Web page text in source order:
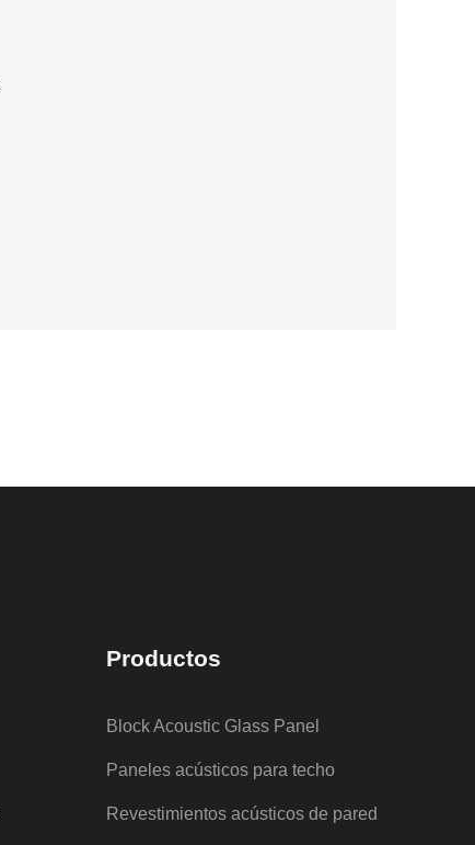
Productos
Block Acoustic Glass Panel
Paneles acústicos para techo
Revestimientos acústicos de pared